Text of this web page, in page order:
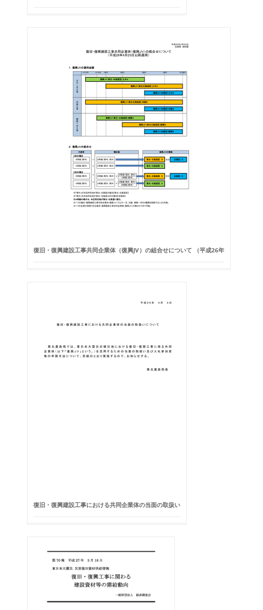
復旧・復興建設工事共同企業体（復興JV）の組合せについて （平成26年
復旧・復興建設工事における共同企業体の当面の取扱い